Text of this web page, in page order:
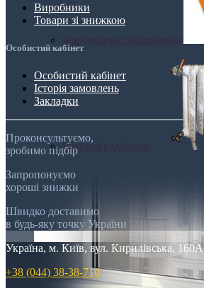
Чавунні радіатори
Виробники
Товари зі знижкою
Особистий кабінет
Особистий кабінет
Історія замовлень
Закладки
Проконсультуємо,
зробимо підбір
Запропонуємо
хороші знижки
Швидко доставимо
в будь-яку точку України
Україна, м. Київ, вул. Кирилівська, 160А
+38 (044) 38-38-710